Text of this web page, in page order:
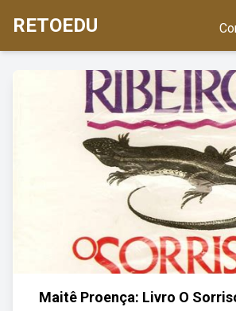
RETOEDU
Maitê Proença: Livro O